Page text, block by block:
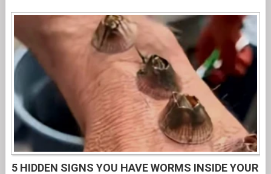
5 HIDDEN SIGNS YOU HAVE WORMS INSIDE YOUR